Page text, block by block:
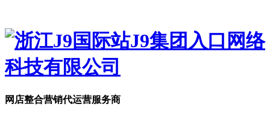
网店整合营销代运营服务商